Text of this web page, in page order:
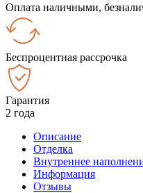
Оплата наличными,
Беспроцентная рассрочка
Гарантия
2 года
Описание
Отделка
Внутреннее
Информация
Отзывы